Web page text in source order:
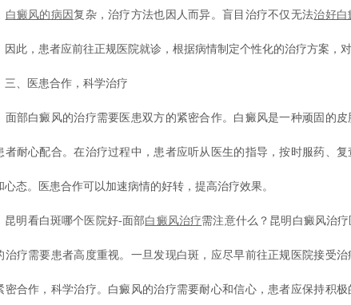
白癜风的病因复杂，治疗方法也因人而异。盲目治疗不仅无法治好白
因此，患者应前往正规医院就诊，根据病情制定个性化的治疗方案，对
医患合作，科学治疗
白癜风的治疗需要医患双方的紧密合作。白癜风是一种顽固的皮
者耐心配合。在治疗过程中，患者应听从医生的指导，按时服药、复
心态。医患合作可以加速病情的好转，提高治疗效果。
看白斑哪个医院好-面部白癜风治疗需注意什么？昆明白癜风治
治疗需要患者高度重视。一旦发现白斑，应尽早前往正规医院接受
密合作，科学治疗。白癜风的治疗需要耐心和信心，患者应保持积